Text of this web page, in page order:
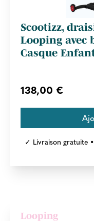
Scootizz,
Looping avec
Casque
138,00 €
✓ Livraison gratuite
Looping